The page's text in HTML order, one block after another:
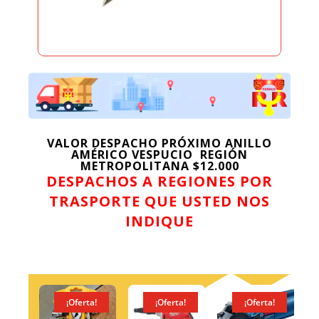
VALOR DESPACHO PRÓXIMO ANILLO
AMÉRICO VESPUCIO REGIÓN
METROPOLITANA $12.000
DESPACHOS A REGIONES POR
TRASPORTE QUE USTED NOS
INDIQUE
¡Oferta! ¡Oferta! ¡Oferta!